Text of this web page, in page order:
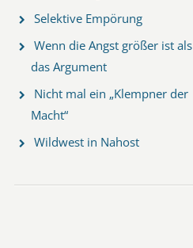
Selektive Empörung
Wenn die Angst größer ist als
das Argument
Nicht mal ein „Klempner der
Macht“
Wildwest in Nahost